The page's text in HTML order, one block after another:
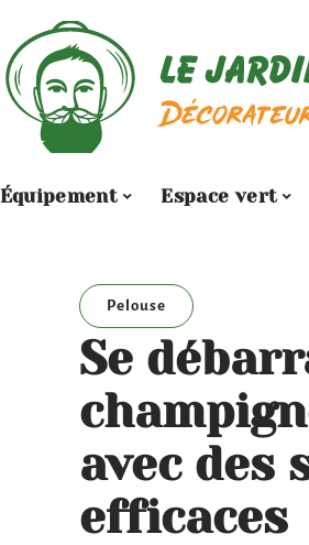
Équipement Espace vert
Pelouse
Se
avec des
efficaces